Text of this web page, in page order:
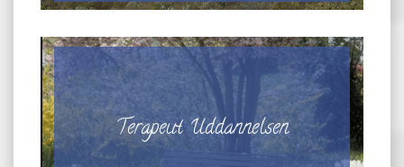
Terapeut Uddannelsen